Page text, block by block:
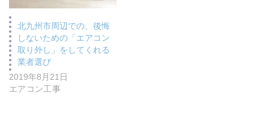
北九州市周辺での、後悔
しないための「エアコン
取り外し」をしてくれる
業者選び
2019年8月21日
エアコン工事